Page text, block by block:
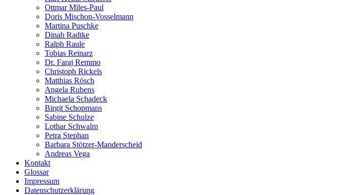
Ottmar Miles-Paul
Doris Mischon-Vosselmann
Martina Puschke
Dinah Radtke
Ralph Raule
Tobias Reinarz
Dr. Faraj Remmo
Christoph Rickels
Matthias Rösch
Angela Rubens
Michaela Schadeck
Birgit Schopmans
Sabine Schulze
Lothar Schwalm
Petra Stephan
Barbara Stötzer-Manderscheid
Andreas Vega
Kontakt
Glossar
Impressum
Datenschutzerklärung